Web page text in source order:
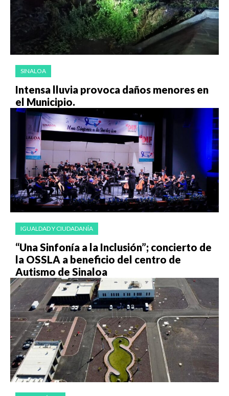
SINALOA
Intensa lluvia provoca daños menores en
el Municipio.
IGUALDAD Y CIUDADANÍA
“Una Sinfonía a la Inclusión”; concierto de
la OSSLA a beneficio del centro de
Autismo de Sinaloa